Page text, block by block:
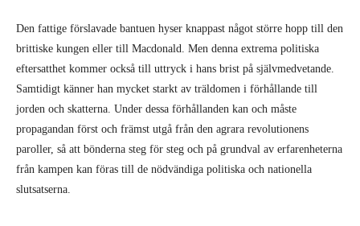
Den fattige förslavade bantuen hyser knappast något större hopp till den
brittiske kungen eller till Macdonald. Men denna extrema politiska
eftersatthet kommer också till uttryck i hans brist på självmedvetande.
Samtidigt känner han mycket starkt av träldomen i förhållande till
jorden och skatterna. Under dessa förhållanden kan och måste
propagandan först och främst utgå från den agrara revolutionens
paroller, så att bönderna steg för steg och på grundval av erfarenheterna
från kampen kan föras till de nödvändiga politiska och nationella
slutsatserna.